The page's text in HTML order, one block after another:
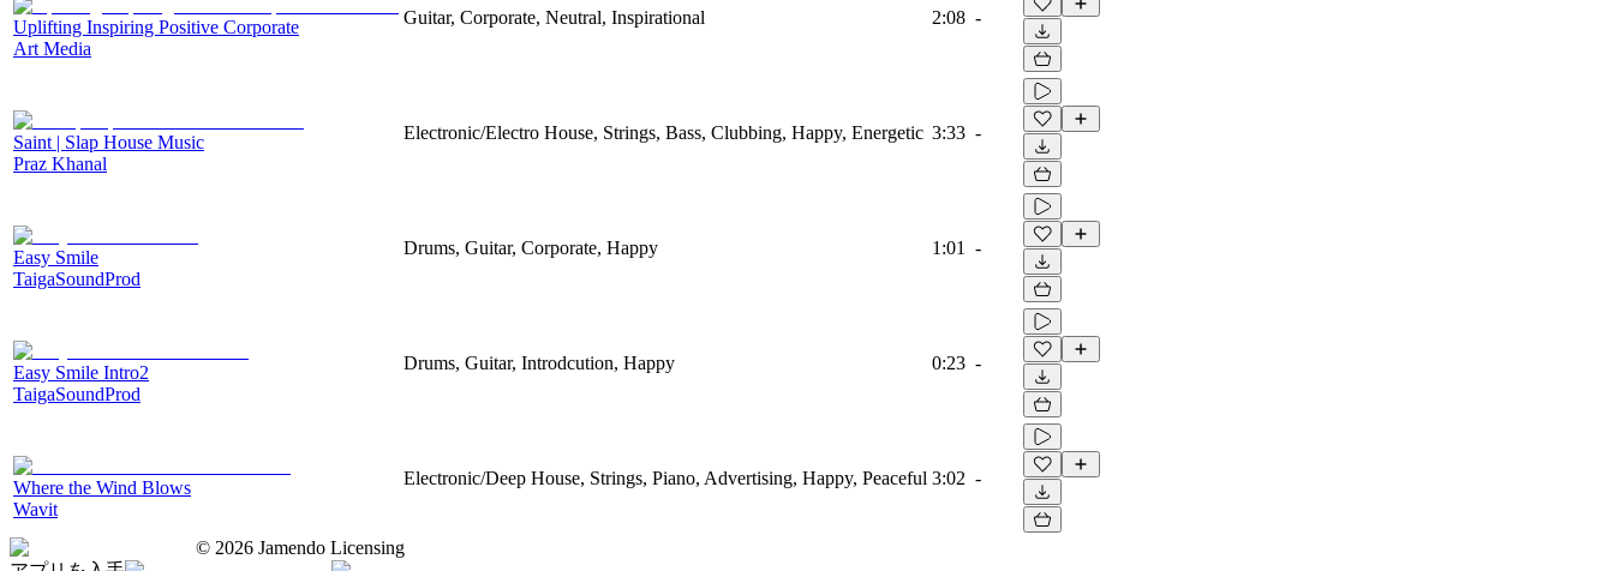
Uplifting Inspiring Positive Corporate
Art Media
Guitar, Corporate, Neutral, Inspirational 2:08 -
Saint | Slap House Music
Praz Khanal
Electronic/Electro House, Strings, Bass, Clubbing, Happy, Energetic 3:33 -
Easy Smile
TaigaSoundProd
Drums, Guitar, Corporate, Happy 1:01 -
Easy Smile Intro2
TaigaSoundProd
Drums, Guitar, Introdcution, Happy 0:23 -
Where the Wind Blows
Wavit
Electronic/Deep House, Strings, Piano, Advertising, Happy, Peaceful 3:02 -
© 2026 Jamendo Licensing